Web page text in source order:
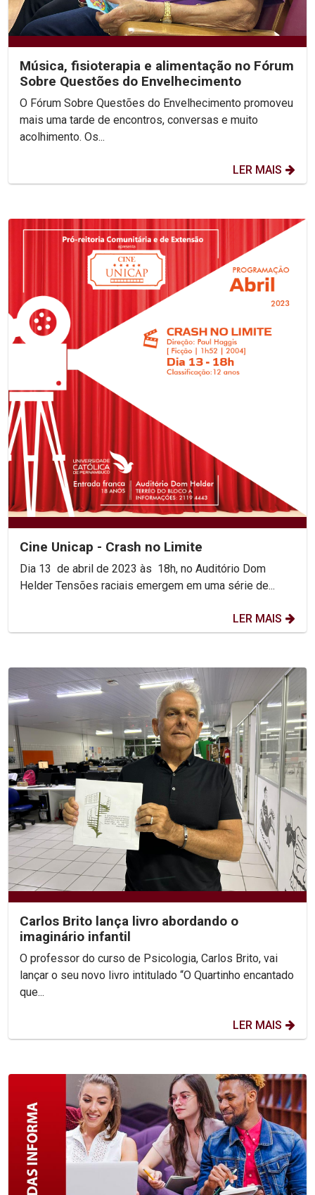
Música, fisioterapia e alimentação no Fórum
Sobre Questões do Envelhecimento
O Fórum Sobre Questões do Envelhecimento promoveu
mais uma tarde de encontros, conversas e muito
acolhimento. Os...
LER MAIS
Cine Unicap - Crash no Limite
Dia 13 de abril de 2023 às 18h, no Auditório Dom
Helder Tensões raciais emergem em uma série de...
LER MAIS
Carlos Brito lança livro abordando o
imaginário infantil
O professor do curso de Psicologia, Carlos Brito, vai
lançar o seu novo livro intitulado “O Quartinho encantado
que...
LER MAIS